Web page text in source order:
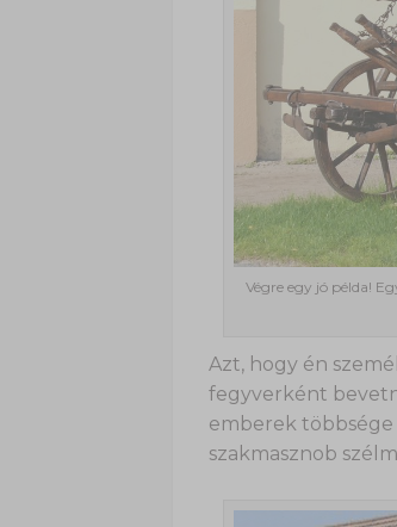
Végre egy jó példa!
Azt, hogy én
fegyverként
emberek többsége
szakmasznob